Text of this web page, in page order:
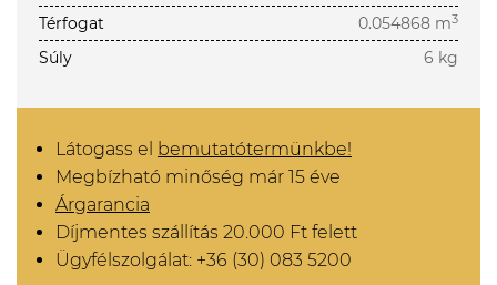
Térfogat
0.054868 m3
Súly 6 kg
Látogass el bemutatótermünkbe!
Megbízható minőség már 15 éve
Árgarancia
Díjmentes szállítás 20.000 Ft felett
Ügyfélszolgálat: +36 (30) 083 5200